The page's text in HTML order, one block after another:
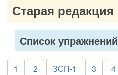
Старая редакция
Список упражнений
1 2 ЗСП-1 3 4